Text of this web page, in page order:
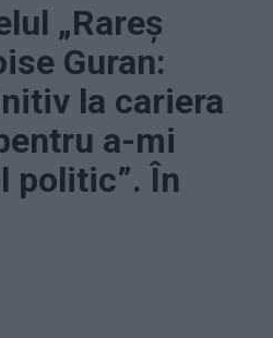
„Rareș
Guran:
la cariera
a-mi
politic”. În